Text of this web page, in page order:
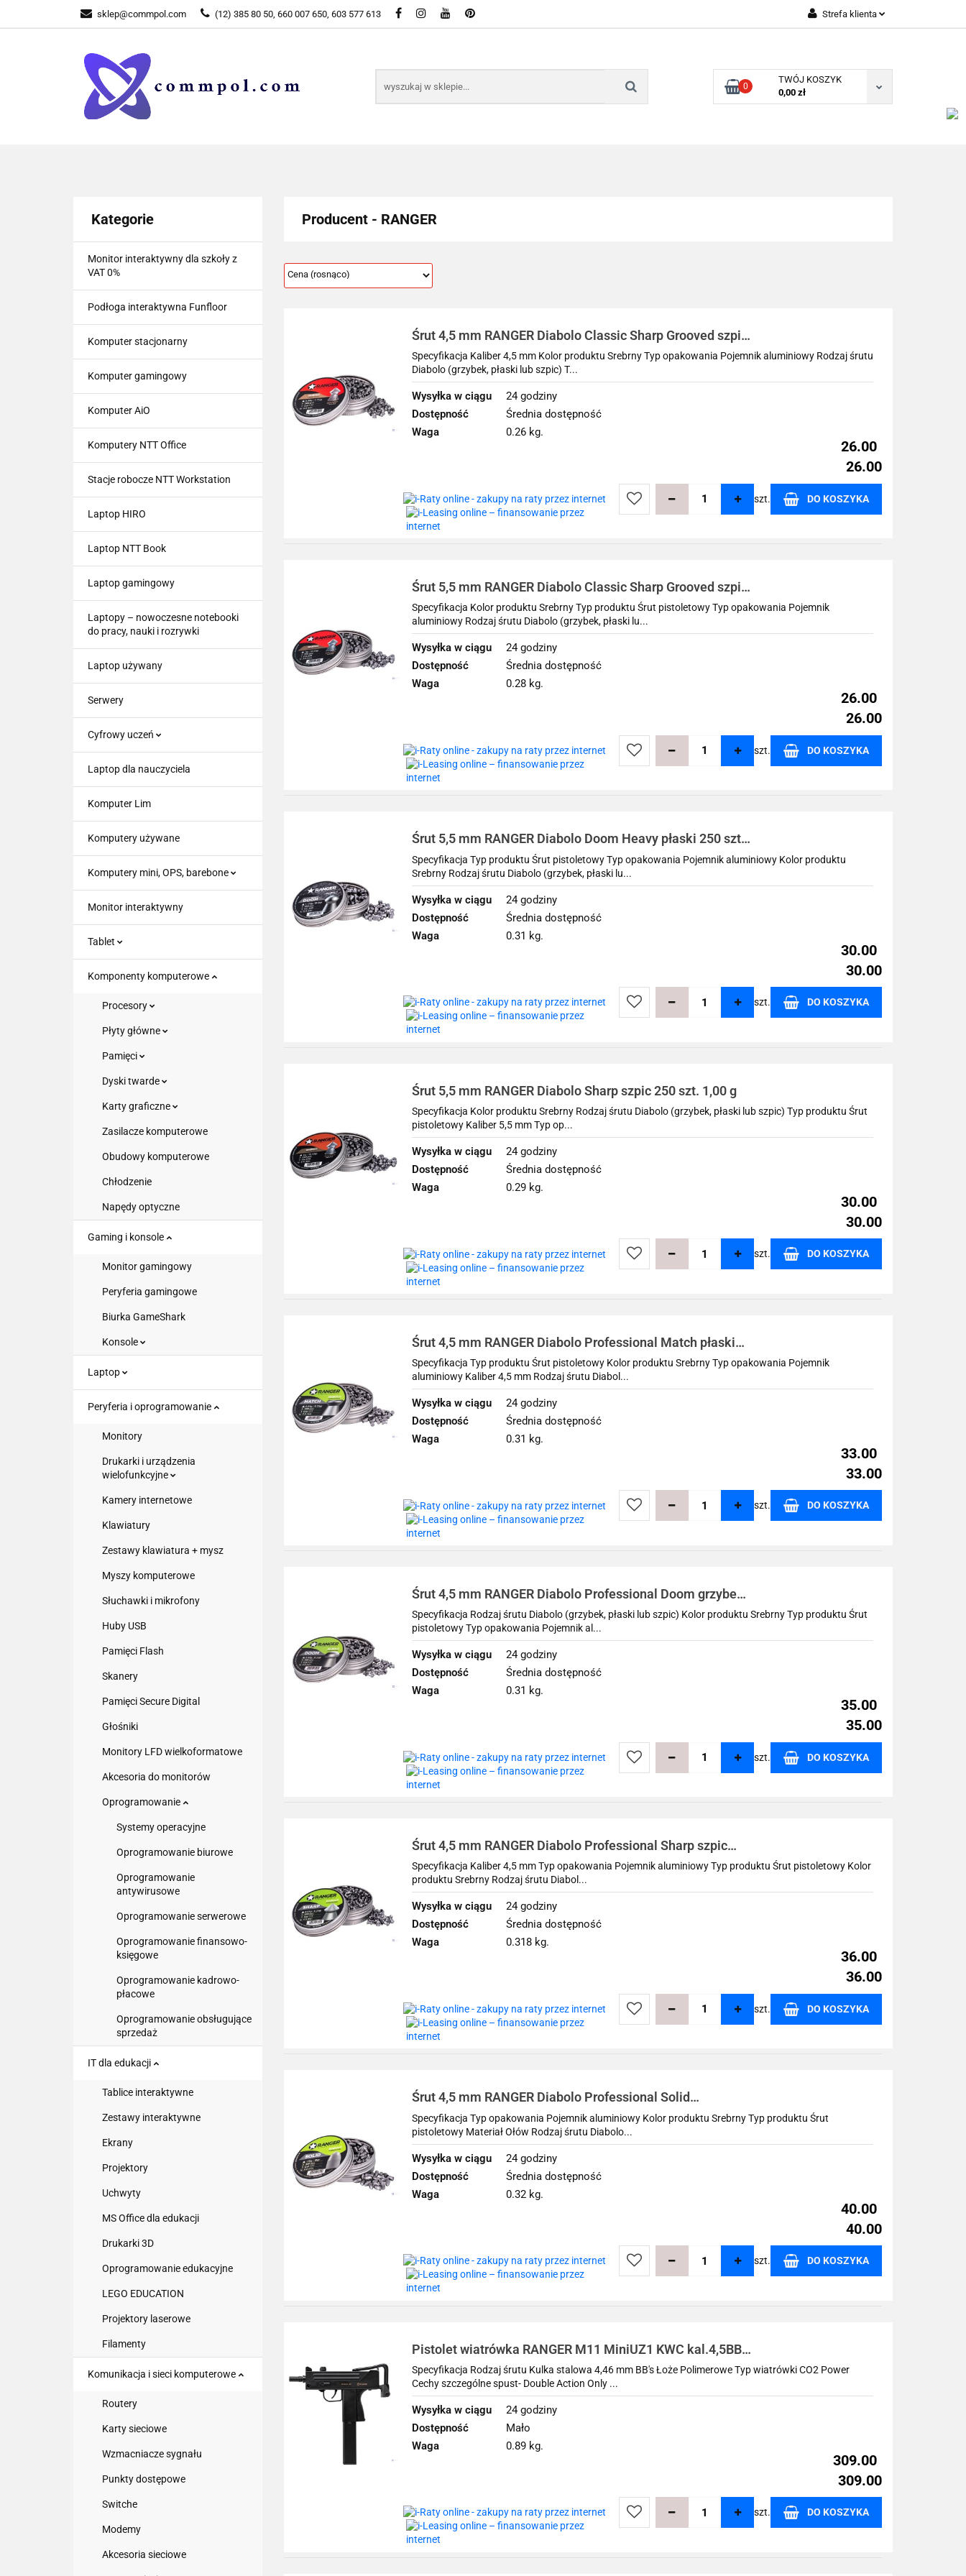
sklep@commpol.com (12) 385 80 50, 660 007 650, 603 577 613 Strefa klienta
Zarejestruj się
Dodaj zgłoszenie
0
TWÓJ KOSZYK
0,00 zł
WSZYSTKIE KATEGORIE DOSTĘPNE W SKLEPIE
Kategorie
Monitor interaktywny dla szkoły z
VAT 0%
Podłoga interaktywna Funfloor
Komputer stacjonarny
Komputer gamingowy
Komputer AiO
Komputery NTT Office
Stacje robocze NTT Workstation
Laptop HIRO
Laptop NTT Book
Laptop gamingowy
Laptopy – nowoczesne notebooki
do pracy, nauki i rozrywki
Laptop używany
Serwery
Cyfrowy uczeń
Laptop dla nauczyciela
Komputer Lim
Komputery używane
Komputery mini, OPS, barebone
Monitor interaktywny
Tablet
Komponenty komputerowe
Procesory
Płyty główne
Pamięci
Dyski twarde
Karty graficzne
Zasilacze komputerowe
Obudowy komputerowe
Chłodzenie
Napędy optyczne
Gaming i konsole
Monitor gamingowy
Peryferia gamingowe
Biurka GameShark
Konsole
Laptop
Peryferia i oprogramowanie
Monitory
Drukarki i urządzenia
wielofunkcyjne
Kamery internetowe
Klawiatury
Zestawy klawiatura + mysz
Myszy komputerowe
Słuchawki i mikrofony
Huby USB
Pamięci Flash
Skanery
Pamięci Secure Digital
Głośniki
Monitory LFD wielkoformatowe
Akcesoria do monitorów
Oprogramowanie
Systemy operacyjne
Oprogramowanie biurowe
Oprogramowanie
antywirusowe
Oprogramowanie serwerowe
Oprogramowanie finansowo-
księgowe
Oprogramowanie kadrowo-
płacowe
Oprogramowanie obsługujące
sprzedaż
IT dla edukacji
Tablice interaktywne
Zestawy interaktywne
Ekrany
Projektory
Uchwyty
MS Office dla edukacji
Drukarki 3D
Oprogramowanie edukacyjne
LEGO EDUCATION
Projektory laserowe
Filamenty
Komunikacja i sieci komputerowe
Routery
Karty sieciowe
Wzmacniacze sygnału
Punkty dostępowe
Switche
Modemy
Akcesoria sieciowe
Producent - RANGER
Śrut 4,5 mm RANGER Diabolo Classic Sharp Grooved szpic
molet. 500 szt. 0,50 g
Specyfikacja Kaliber 4,5 mm Kolor produktu Srebrny Typ opakowania Pojemnik aluminiowy Rodzaj śrutu
Diabolo (grzybek, płaski lub szpic) T...
Wysyłka w ciągu
24 godziny
Dostępność
Średnia dostępność
Waga
0.26 kg.
26.00
26.00
szt. DO KOSZYKA
Śrut 5,5 mm RANGER Diabolo Classic Sharp Grooved szpic
molet. 250 szt. 1,00 g
Specyfikacja Kolor produktu Srebrny Typ produktu Śrut pistoletowy Typ opakowania Pojemnik
aluminiowy Rodzaj śrutu Diabolo (grzybek, płaski lu...
Wysyłka w ciągu
24 godziny
Dostępność
Średnia dostępność
Waga
0.28 kg.
26.00
26.00
szt. DO KOSZYKA
Śrut 5,5 mm RANGER Diabolo Doom Heavy płaski 250 szt.
1,175 g
Specyfikacja Typ produktu Śrut pistoletowy Typ opakowania Pojemnik aluminiowy Kolor produktu
Srebrny Rodzaj śrutu Diabolo (grzybek, płaski lu...
Wysyłka w ciągu
24 godziny
Dostępność
Średnia dostępność
Waga
0.31 kg.
30.00
30.00
szt. DO KOSZYKA
Śrut 5,5 mm RANGER Diabolo Sharp szpic 250 szt. 1,00 g
Specyfikacja Kolor produktu Srebrny Rodzaj śrutu Diabolo (grzybek, płaski lub szpic) Typ produktu Śrut
pistoletowy Kaliber 5,5 mm Typ op...
Wysyłka w ciągu
24 godziny
Dostępność
Średnia dostępność
Waga
0.29 kg.
30.00
30.00
szt. DO KOSZYKA
Śrut 4,5 mm RANGER Diabolo Professional Match płaski
500 szt. 0,54 g
Specyfikacja Typ produktu Śrut pistoletowy Kolor produktu Srebrny Typ opakowania Pojemnik
aluminiowy Kaliber 4,5 mm Rodzaj śrutu Diabol...
Wysyłka w ciągu
24 godziny
Dostępność
Średnia dostępność
Waga
0.31 kg.
33.00
33.00
szt. DO KOSZYKA
Śrut 4,5 mm RANGER Diabolo Professional Doom grzybek
500 szt. 0,54 g
Specyfikacja Rodzaj śrutu Diabolo (grzybek, płaski lub szpic) Kolor produktu Srebrny Typ produktu Śrut
pistoletowy Typ opakowania Pojemnik al...
Wysyłka w ciągu
24 godziny
Dostępność
Średnia dostępność
Waga
0.31 kg.
35.00
35.00
szt. DO KOSZYKA
Śrut 4,5 mm RANGER Diabolo Professional Sharp szpic
500 szt. 0,54 g
Specyfikacja Kaliber 4,5 mm Typ opakowania Pojemnik aluminiowy Typ produktu Śrut pistoletowy Kolor
produktu Srebrny Rodzaj śrutu Diabol...
Wysyłka w ciągu
24 godziny
Dostępność
Średnia dostępność
Waga
0.318 kg.
36.00
36.00
szt. DO KOSZYKA
Śrut 4,5 mm RANGER Diabolo Professional Solid
półokrągły 350 szt. 1,15 g
Specyfikacja Typ opakowania Pojemnik aluminiowy Kolor produktu Srebrny Typ produktu Śrut
pistoletowy Materiał Ołów Rodzaj śrutu Diabolo...
Wysyłka w ciągu
24 godziny
Dostępność
Średnia dostępność
Waga
0.32 kg.
40.00
40.00
szt. DO KOSZYKA
Pistolet wiatrówka RANGER M11 MiniUZ1 KWC kal.4,5BBs
39-strzał. CO2
Specyfikacja Rodzaj śrutu Kulka stalowa 4,46 mm BB's Łoże Polimerowe Typ wiatrówki CO2 Power
Cechy szczególne spust- Double Action Only ...
Wysyłka w ciągu
24 godziny
Dostępność
Mało
Waga
0.89 kg.
309.00
309.00
szt. DO KOSZYKA